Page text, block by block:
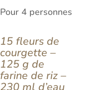
Pour 4 personnes
15 fleurs de
courgette –
125 g de
farine de riz –
230 ml d’eau